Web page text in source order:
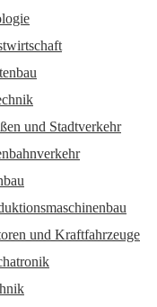
und Stadtverkehr
und Kraftfahrzeuge